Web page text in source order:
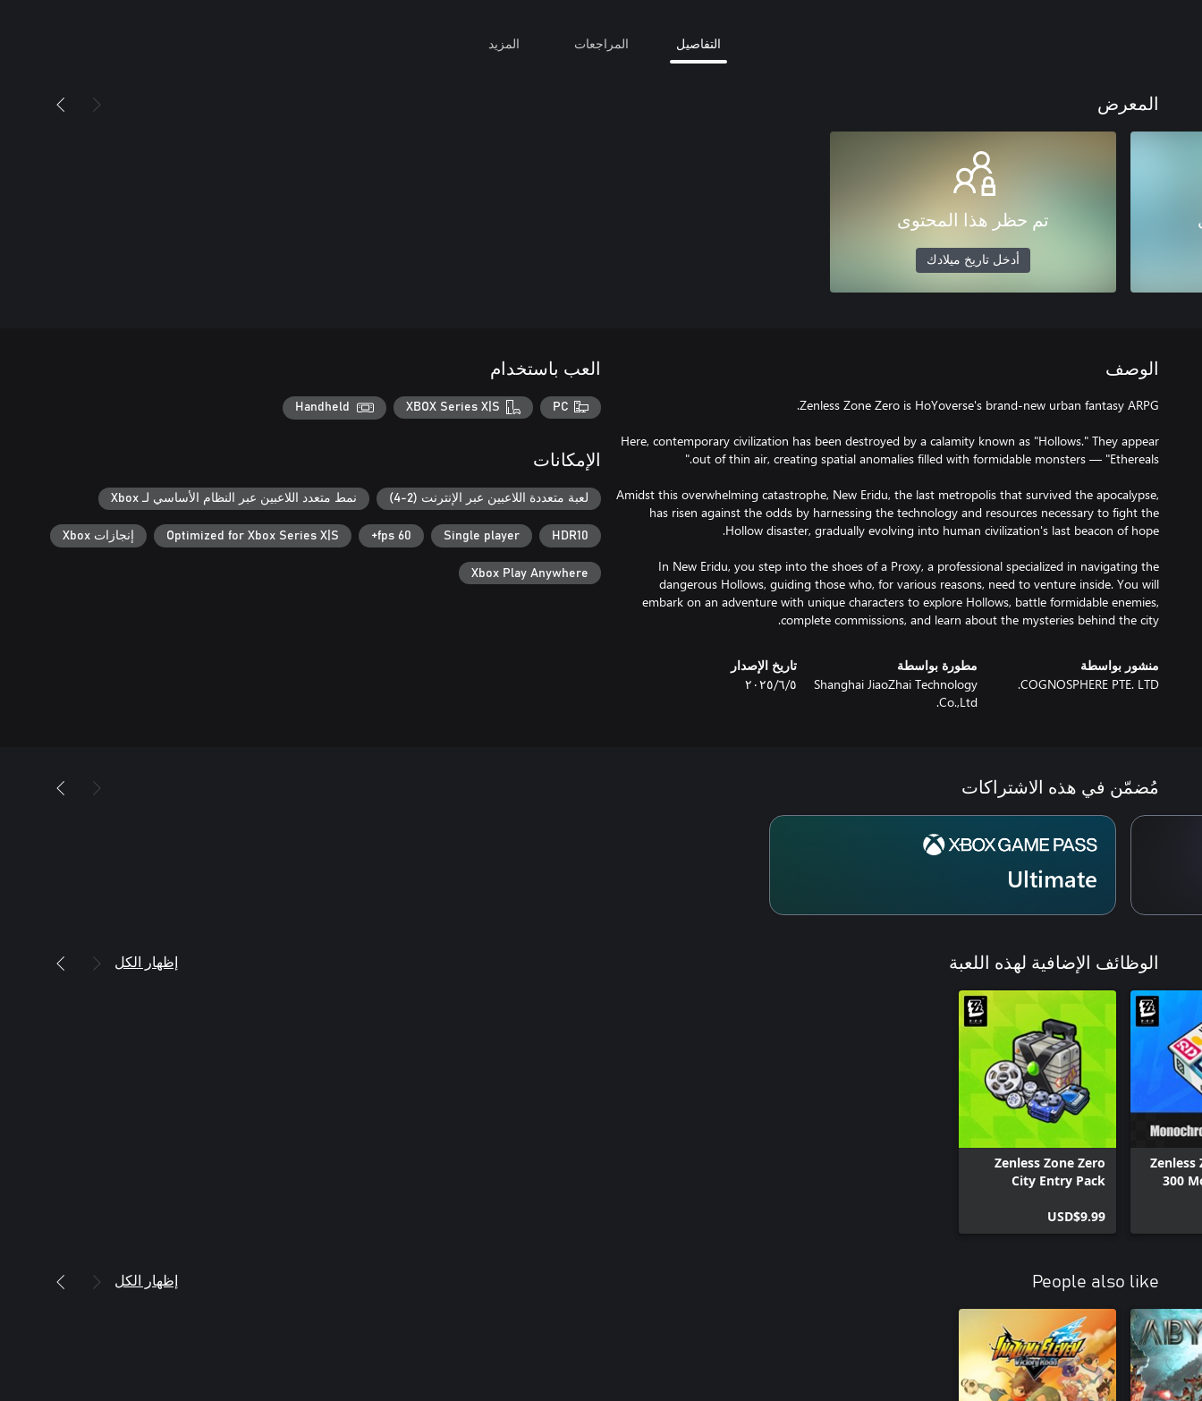
التفاصيل المراجعات المزيد
المعرض
تم حظر هذا المحتوى
أدخل تاريخ ميلادك
الوصف
Here, contemporary civilization has been destroyed by a calamity known as "Hollows." They appear
Amidst this overwhelming catastrophe, New Eridu, the last metropolis that survived the apocalypse,
has risen against the odds by harnessing the technology and resources necessary to fight the
In New Eridu, you step into the shoes of a Proxy, a professional specialized in navigating the
dangerous Hollows, guiding those who, for various reasons, need to venture inside. You will
embark on an adventure with unique characters to explore Hollows, battle formidable enemies,
complete commissions, and learn about the mysteries behind the city.
منشور بواسطة
COGNOSPHERE PTE. LTD.
مطورة بواسطة
Shanghai JiaoZhai Technology
Co.,Ltd.
تاريخ الإصدار
٥‏/٦‏/٢٠٢٥
العب باستخدام
PC
XBOX Series X|S
Handheld
الإمكانات
لعبة متعددة اللاعبين عبر الإنترنت (2-4) نمط متعدد اللاعبين عبر النظام الأساسي لـ Xbox
HDR10
Single player
60 fps+
Optimized for Xbox Series X|S إنجازات Xbox
Xbox Play Anywhere
مُضمّن في هذه الاشتراكات
Ultimate
الوظائف الإضافية لهذه اللعبة إظهار الكل
300
Zenless Zone Zero
City Entry Pack
USD$9.99
People also like إظهار الكل